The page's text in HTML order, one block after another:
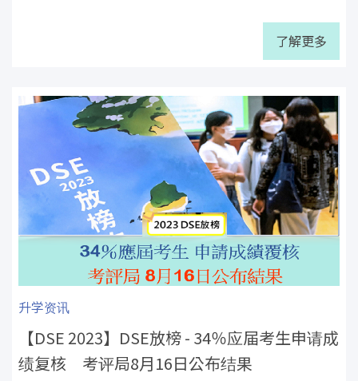
了解更多
升学资讯
【DSE 2023】DSE放榜 - 34％应届考生申请成
绩复核 考评局8月16日公布结果